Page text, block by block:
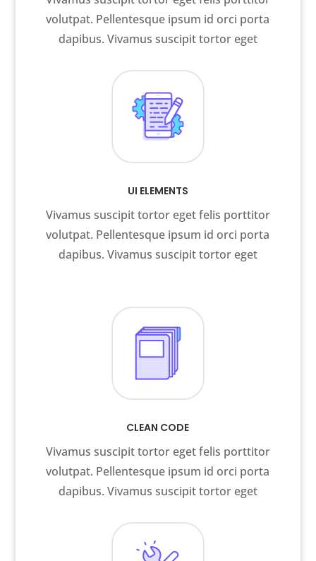
volutpat. Pellentesque ipsum id orci porta
dapibus. Vivamus suscipit tortor eget
UI ELEMENTS
Vivamus suscipit tortor eget felis porttitor
volutpat. Pellentesque ipsum id orci porta
dapibus. Vivamus suscipit tortor eget
CLEAN CODE
Vivamus suscipit tortor eget felis porttitor
volutpat. Pellentesque ipsum id orci porta
dapibus. Vivamus suscipit tortor eget